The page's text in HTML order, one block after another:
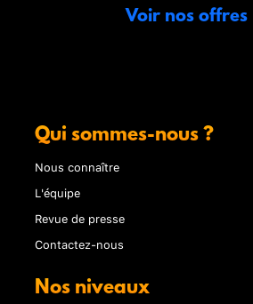
Voir nos offres
Qui sommes-nous ?
Nous connaître
L'équipe
Revue de presse
Contactez-nous
Nos niveaux